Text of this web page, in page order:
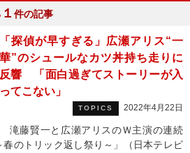
１ 件の記事
「探偵が早すぎる」広瀬アリス“一
華”のシュールなカツ丼持ち走りに
反響 「面白過ぎてストーリーが入
ってこない」
TOPICS 2022年4月22日
滝藤賢一と広瀬アリスのＷ主演の連続
春のトリック返し祭り～」（日本テレビ